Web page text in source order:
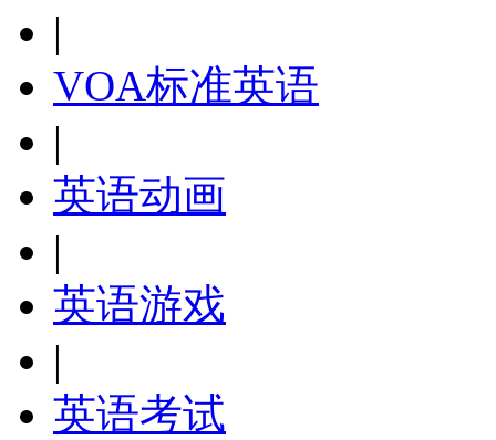
|
VOA标准英语
|
英语动画
|
英语游戏
|
英语考试